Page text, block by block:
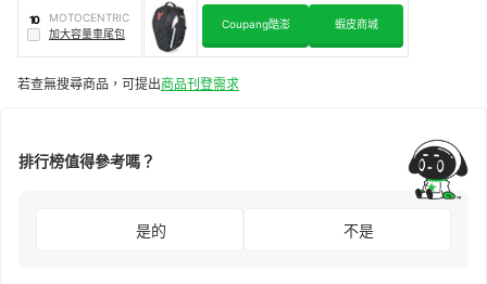
10
MOTOCENTRIC
加大容量車尾包
Coupang酷澎 蝦皮商城
若查無搜尋商品，可提出商品刊登需求
排行榜值得參考嗎？
是的 不是